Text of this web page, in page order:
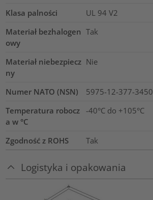
Klasa palności
UL 94 V2
Materiał bezhalogen
owy
Tak
Materiał niebezpiecz
ny
Nie
Numer NATO (NSN)
5975-12-377-3450
Temperatura robocz
a w °C
-40°C do +105°C
Zgodność z ROHS Tak
Logistyka i opakowania